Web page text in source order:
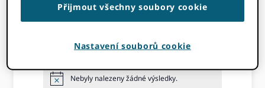
ORCID Události
Události
OznámeníNebyly nalezeny žádné výsledky.
Přijmout všechny soubory cookie
Nastavení souborů cookie